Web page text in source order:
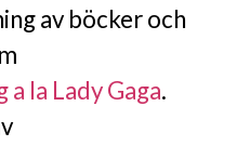
av böcker och
la Lady Gaga.